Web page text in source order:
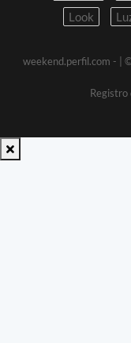
Look
weekend.perfil.com -
|
Registro